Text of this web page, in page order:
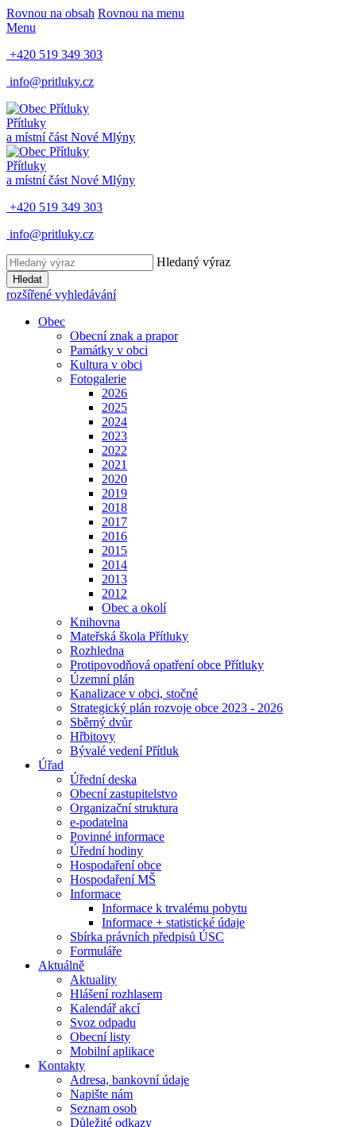
Rovnou na obsah Rovnou na menu
Menu
+420 519 349 303
info@pritluky.cz
Přítluky
a místní část Nové Mlýny
Přítluky
a místní část Nové Mlýny
+420 519 349 303
info@pritluky.cz
Hledaný výraz
Hledat
rozšířené vyhledávání
Obec
Obecní znak a prapor
Památky v obci
Kultura v obci
Fotogalerie
2026
2025
2024
2023
2022
2021
2020
2019
2018
2017
2016
2015
2014
2013
2012
Obec a okolí
Knihovna
Mateřská škola Přítluky
Rozhledna
Protipovodňová opatření obce Přítluky
Územní plán
Kanalizace v obci, stočné
Strategický plán rozvoje obce 2023 - 2026
Sběrný dvůr
Hřbitovy
Bývalé vedení Přítluk
Úřad
Úřední deska
Obecní zastupitelstvo
Organizační struktura
e-podatelna
Povinné informace
Úřední hodiny
Hospodaření obce
Hospodaření MŠ
Informace
Informace k trvalému pobytu
Informace + statistické údaje
Sbírka právních předpisů ÚSC
Formuláře
Aktuálně
Aktuality
Hlášení rozhlasem
Kalendář akcí
Svoz odpadu
Obecní listy
Mobilní aplikace
Kontakty
Adresa, bankovní údaje
Napište nám
Seznam osob
Důležité odkazy